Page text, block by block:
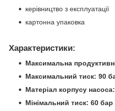
керівництво з експлуатації
картонна упаковка
Характеристики:
Максимальна
Максимальний тиск: 90
Матеріал корпусу насоса:
Мінімальний тиск: 60 бар